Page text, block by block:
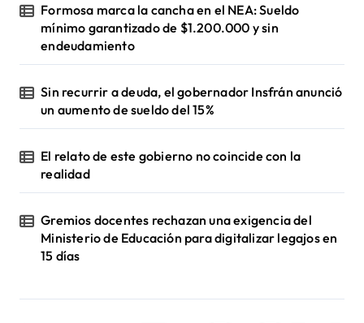
Formosa marca la cancha en el NEA: Sueldo
mínimo garantizado de $1.200.000 y sin
endeudamiento
Sin recurrir a deuda, el gobernador Insfrán anunció
un aumento de sueldo del 15%
El relato de este gobierno no coincide con la
realidad
Gremios docentes rechazan una exigencia del
Ministerio de Educación para digitalizar legajos en
15 días